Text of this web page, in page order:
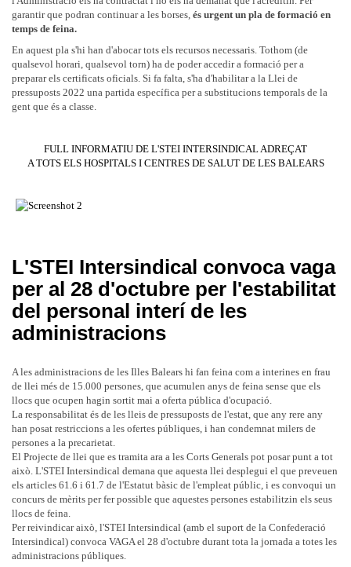
garantir que podran continuar a les borses, és urgent un pla de formació en
temps de feina.
En aquest pla s'hi han d'abocar tots els recursos necessaris. Tothom (de
qualsevol horari, qualsevol torn) ha de poder accedir a formació per a
preparar els certificats oficials. Si fa falta, s'ha d'habilitar a la Llei de
pressuposts 2022 una partida específica per a substitucions temporals de la
gent que és a classe.
FULL INFORMATIU DE L'STEI INTERSINDICAL ADREÇAT
A TOTS ELS HOSPITALS I CENTRES DE SALUT DE LES BALEARS
L'STEI Intersindical convoca vaga
per al 28 d'octubre per l'estabilitat
del personal interí de les
administracions
A les administracions de les Illes Balears hi fan feina com a interines en frau
de llei més de 15.000 persones, que acumulen anys de feina sense que els
llocs que ocupen hagin sortit mai a oferta pública d'ocupació.
La responsabilitat és de les lleis de pressuposts de l'estat, que any rere any
han posat restriccions a les ofertes públiques, i han condemnat milers de
persones a la precarietat.
El Projecte de llei que es tramita ara a les Corts Generals pot posar punt a tot
això. L'STEI Intersindical demana que aquesta llei desplegui el que preveuen
els articles 61.6 i 61.7 de l'Estatut bàsic de l'empleat públic, i es convoqui un
concurs de mèrits per fer possible que aquestes persones estabilitzin els seus
llocs de feina.
Per reivindicar això, l'STEI Intersindical (amb el suport de la Confederació
Intersindical) convoca VAGA el 28 d'octubre durant tota la jornada a totes les
administracions públiques.